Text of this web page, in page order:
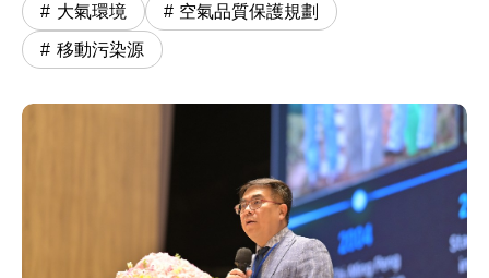
大氣環境 空氣品質保護規劃
移動污染源